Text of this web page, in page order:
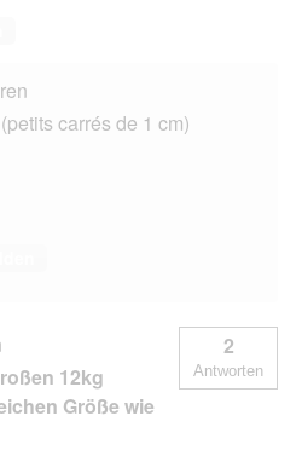
carrés de 1 cm)
12kg
Größe wie
2
Antworten